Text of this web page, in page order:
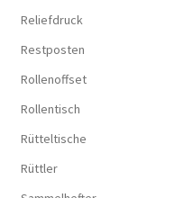
Reliefdruck
Restposten
Rollenoffset
Rollentisch
Rütteltische
Rüttler